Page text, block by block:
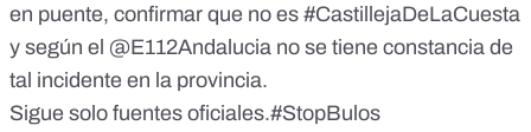
en puente, confirmar que no es #CastillejaDeLaCuesta
y según el @E112Andalucia no se tiene constancia de
tal incidente en la provincia.
Sigue solo fuentes oficiales.#StopBulos